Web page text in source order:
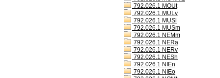
792.026.1 MOUt
792.026.1 MULv
792.026.1 MUSl
792.026.1 MUSm
792.026.1 NEMm
792.026.1 NERa
792.026.1 NERv
792.026.1 NESh
792.026.1 NIEn
792.026.1 NIEo